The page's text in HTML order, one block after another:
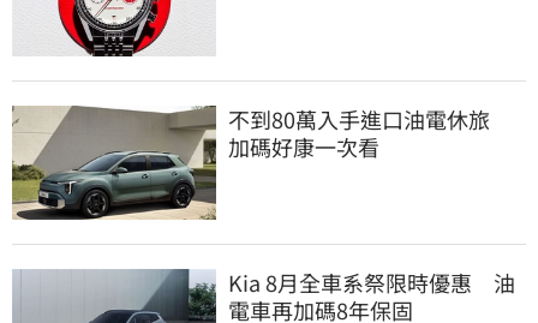
不到80萬入手進口油電休旅
加碼好康一次看
Kia 8月全車系祭限時優惠 油
電車再加碼8年保固